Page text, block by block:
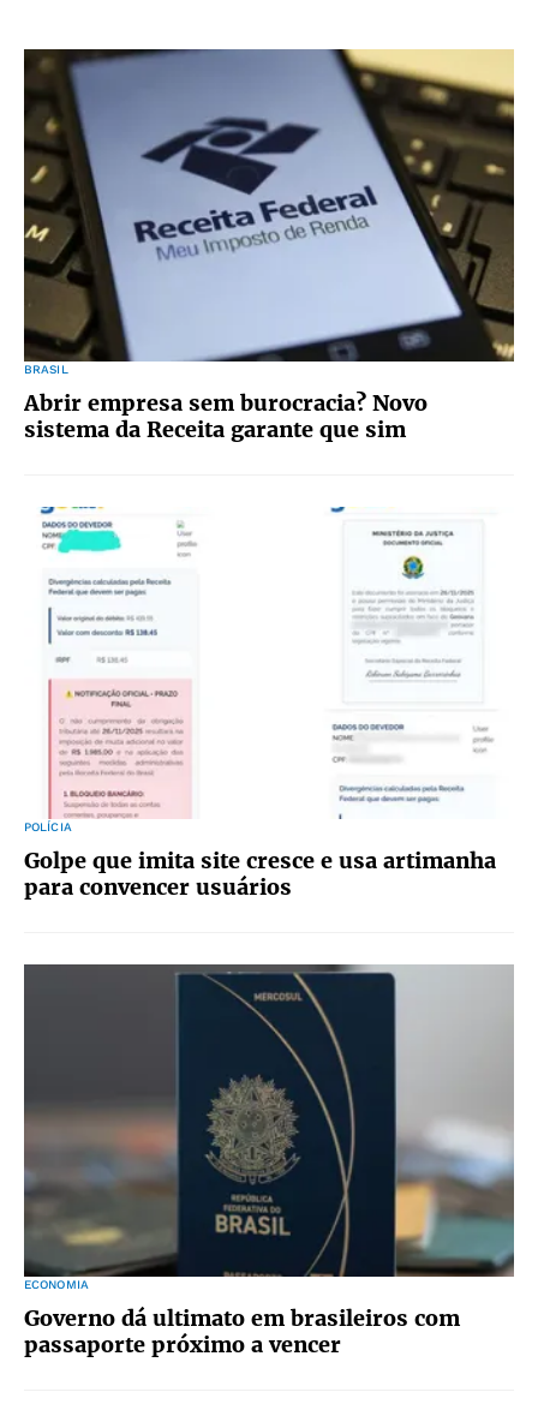
BRASIL
Abrir empresa sem burocracia? Novo
sistema da Receita garante que sim
POLÍCIA
Golpe que imita site cresce e usa artimanha
para convencer usuários
ECONOMIA
Governo dá ultimato em brasileiros com
passaporte próximo a vencer